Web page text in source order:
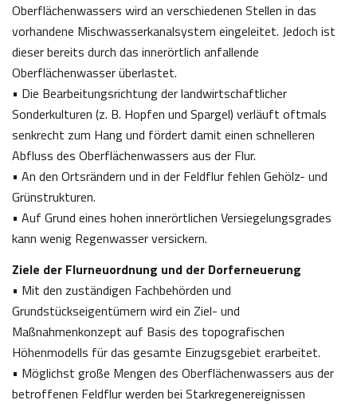
Oberflächenwassers wird an verschiedenen Stellen in das
vorhandene Mischwasserkanalsystem eingeleitet. Jedoch ist
dieser bereits durch das innerörtlich anfallende
Oberflächenwasser überlastet.
• Die Bearbeitungsrichtung der landwirtschaftlicher
Sonderkulturen (z. B. Hopfen und Spargel) verläuft oftmals
senkrecht zum Hang und fördert damit einen schnelleren
Abfluss des Oberflächenwassers aus der Flur.
• An den Ortsrändern und in der Feldflur fehlen Gehölz- und
Grünstrukturen.
• Auf Grund eines hohen innerörtlichen Versiegelungsgrades
kann wenig Regenwasser versickern.
Ziele der Flurneuordnung und der Dorferneuerung
• Mit den zuständigen Fachbehörden und
Grundstückseigentümern wird ein Ziel- und
Maßnahmenkonzept auf Basis des topografischen
Höhenmodells für das gesamte Einzugsgebiet erarbeitet.
• Möglichst große Mengen des Oberflächenwassers aus der
betroffenen Feldflur werden bei Starkregenereignissen